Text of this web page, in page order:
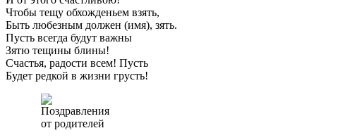
Чтобы тещу обхожденьем взять,
Быть любезным должен (имя), зять.
Пусть всегда будут важны
Зятю тещины блины!
Счастья, радости всем! Пусть
Будет редкой в жизни грусть!